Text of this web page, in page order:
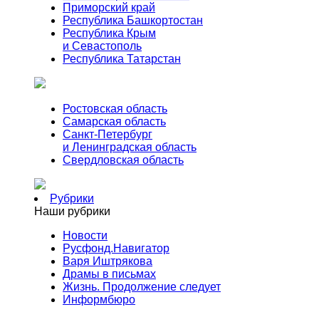
Приморский край
Республика Башкортостан
Республика Крым
и Севастополь
Республика Татарстан
Ростовская область
Самарская область
Санкт-Петербург
и Ленинградская область
Свердловская область
Рубрики
Наши рубрики
Новости
Русфонд.Навигатор
Варя Иштрякова
Драмы в письмах
Жизнь. Продолжение следует
Информбюро